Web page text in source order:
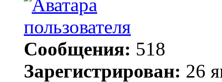
Сообщения: 518
Зарегистрирован: 26